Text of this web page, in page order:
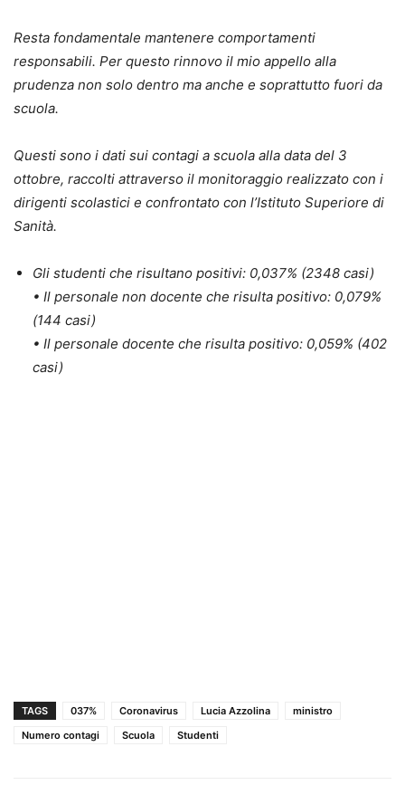
Resta fondamentale mantenere comportamenti
responsabili. Per questo rinnovo il mio appello alla
prudenza non solo dentro ma anche e soprattutto fuori da
scuola.
Questi sono i dati sui contagi a scuola alla data del 3
ottobre, raccolti attraverso il monitoraggio realizzato con i
dirigenti scolastici e confrontato con l’Istituto Superiore di
Sanità.
Gli studenti che risultano positivi: 0,037% (2348 casi)
• Il personale non docente che risulta positivo: 0,079%
(144 casi)
• Il personale docente che risulta positivo: 0,059% (402
casi)
TAGS 037% Coronavirus Lucia Azzolina
ministro
Numero contagi
Scuola Studenti